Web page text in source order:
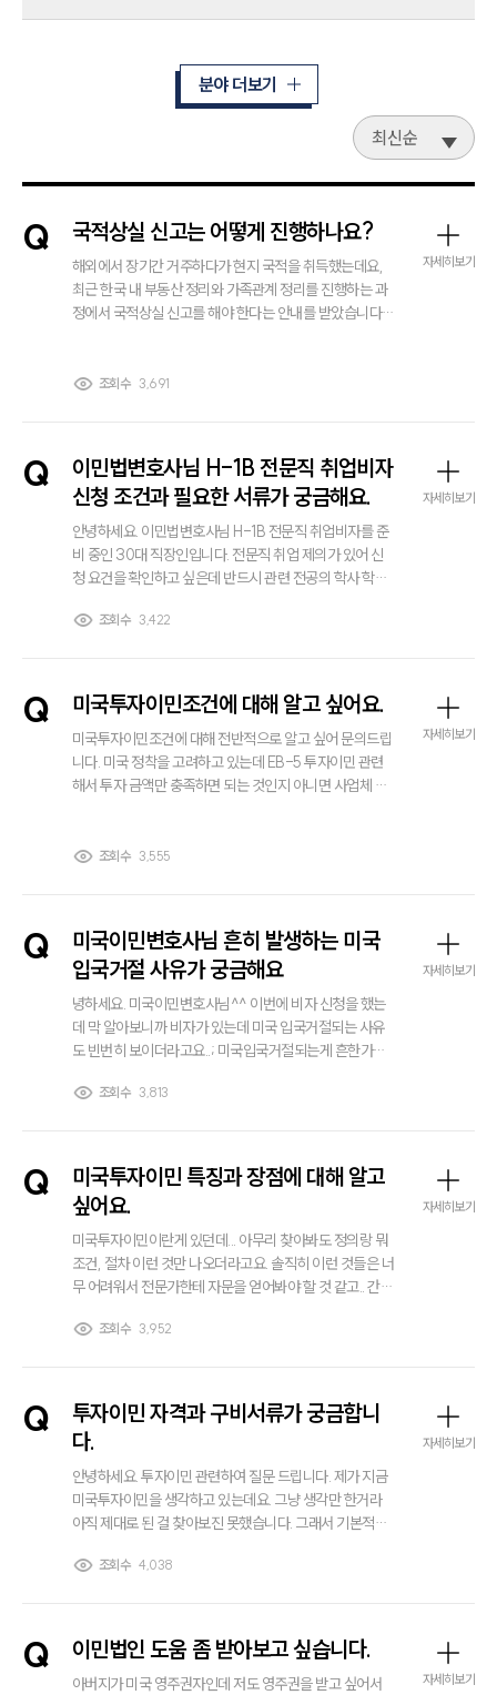
대륜의 강점
오시는 길
글로벌 파트너 로펌
고객의 소리
통합검색
주요 업무사례
사례분석/최신동향
법률정보
법률지식인
고객후기
전체
구성원 소개
해외이민전문변호사
언론보도
공지사항
법률서식
뉴스레터/브로슈어
세미나
대륜법률상담예약
분야 더보기
최신순
Q 국적상실 신고는 어떻게 진행하나요?
해외에서 장기간 거주하다가 현지 국적을 취득했는데요,
최근 한국 내 부동산 정리와 가족관계 정리를 진행하는 과
정에서 국적상실 신고를 해야 한다는 안내를 받았습니다.
다. 국적상실 신고는 어디에서 어떻게 진행해야 되는 건가
조회수 3,691
자세히보기
Q
이민법변호사님 H-1B 전문직 취업비자
신청 조건과 필요한 서류가 궁금해요.
안녕하세요. 이민법변호사님 H-1B 전문직 취업비자를 준
비 중인 30대 직장인입니다. 전문직 취업 제의가 있어 신
청 요건을 확인하고 싶은데 반드시 관련 전공의 학사 학위
한지도 궁금합니다. 그리고 이민법에 따른 여권·학위증명
조회수 3,422
자세히보기
Q 미국투자이민조건에 대해 알고 싶어요.
미국투자이민조건에 대해 전반적으로 알고 싶어 문의드립
니다. 미국 정착을 고려하고 있는데 EB-5 투자이민 관련
해서 투자 금액만 충족하면 되는 것인지 아니면 사업체 요
감사하겠습니다.
조회수 3,555
자세히보기
Q
미국이민변호사님 흔히 발생하는 미국
입국거절 사유가 궁금해요
녕하세요. 미국이민변호사님^^ 이번에 비자 신청을 했는
데 막 알아보니까 비자가 있는데 미국 입국거절되는 사유
도 빈번히 보이더라고요..; 미국입국거절되는게 흔한가요?
고싶습니다^^
조회수 3,813
자세히보기
Q
미국투자이민 특징과 장점에 대해 알고
싶어요.
미국투자이민이란게 있던데... 아무리 찾아봐도 정의랑 뭐
조건, 절차 이런 것만 나오더라고요. 솔직히 이런 것들은 너
무 어려워서 전문가한테 자문을 얻어봐야 할 것 같고.. 간단
과 장점에 대해 알려주실 수 있나요?
조회수 3,952
자세히보기
Q
투자이민 자격과 구비서류가 궁금합니
다.
안녕하세요. 투자이민 관련하여 질문 드립니다. 제가 지금
미국투자이민을 생각하고 있는데요. 그냥 생각만 한거라
아직 제대로 된 걸 찾아보진 못했습니다. 그래서 기본적인
엇인지 알고싶습니다.
조회수 4,038
자세히보기
Q 이민법인 도움 좀 받아보고 싶습니다.
아버지가 미국 영주권자인데 저도 영주권을 받고 싶어서
자세히보기